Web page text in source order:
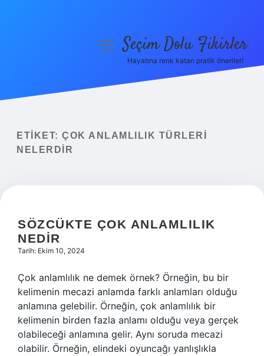
Yasal Uyarı
menüyüSeçim Dolu Fikirler
Hayatına renk katan pratik öneriler!
ETIKET: ÇOK ANLAMLILIK TÜRLERI
NELERDIR
SÖZCÜKTE ÇOK ANLAMLILIK
NEDIR
Tarih: Ekim 10, 2024
Çok anlamlılık ne demek örnek? Örneğin, bu bir
kelimenin mecazi anlamda farklı anlamları olduğu
anlamına gelebilir. Örneğin, çok anlamlılık bir
kelimenin birden fazla anlamı olduğu veya gerçek
olabileceği anlamına gelir. Aynı soruda mecazi
olabilir. Örneğin, elindeki oyuncağı yanlışlıkla